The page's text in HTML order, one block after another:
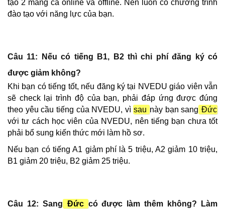
tạo 2 mảng cả online và offline. Nên luôn có chương trình
đào tạo với năng lực của bạn.
Câu 11: Nếu có tiếng B1, B2 thì chi phí đăng ký có
được giảm không?
Khi bạn có tiếng tốt, nếu đăng ký tại NVEDU giáo viên vẫn
sẽ check lại trình độ của bạn, phải đáp ứng được đúng
theo yêu cầu tiếng của NVEDU, vì sau này bạn sang Đức
với tư cách học viên của NVEDU, nên tiếng bạn chưa tốt
phải bổ sung kiến thức mới làm hồ sơ.
Nếu bạn có tiếng A1 giảm phí là 5 triệu, A2 giảm 10 triệu,
B1 giảm 20 triệu, B2 giảm 25 triệu.
Câu 12: Sang Đức có được làm thêm không? Làm